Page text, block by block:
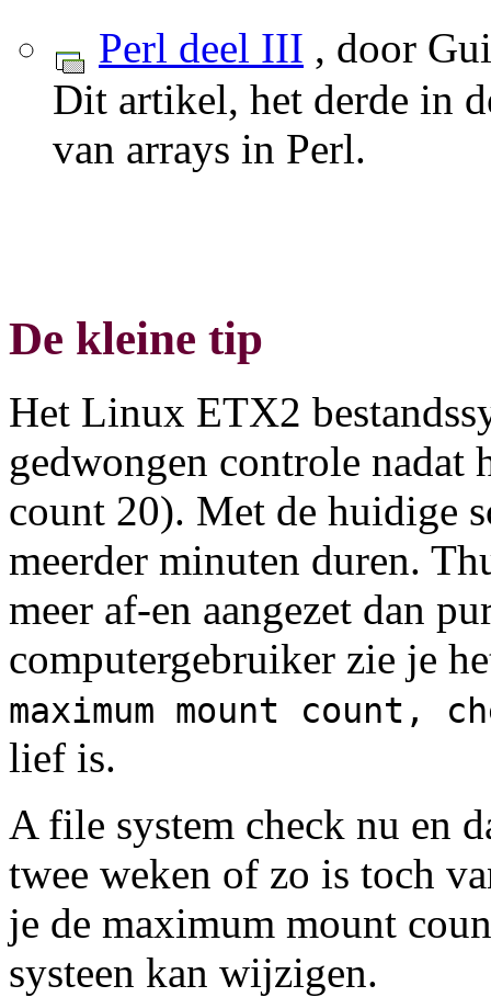
Perl deel III , door
Dit artikel, het derde in
van arrays in Perl.
De kleine tip
Het Linux ETX2
gedwongen controle nadat
count 20). Met de huidige
meerder minuten duren.
meer af-en aangezet dan
computergebruiker zie je
maximum mount count,
lief is.
A file system check nu en
twee weken of zo is toch
je de maximum mount
systeen kan wijzigen.